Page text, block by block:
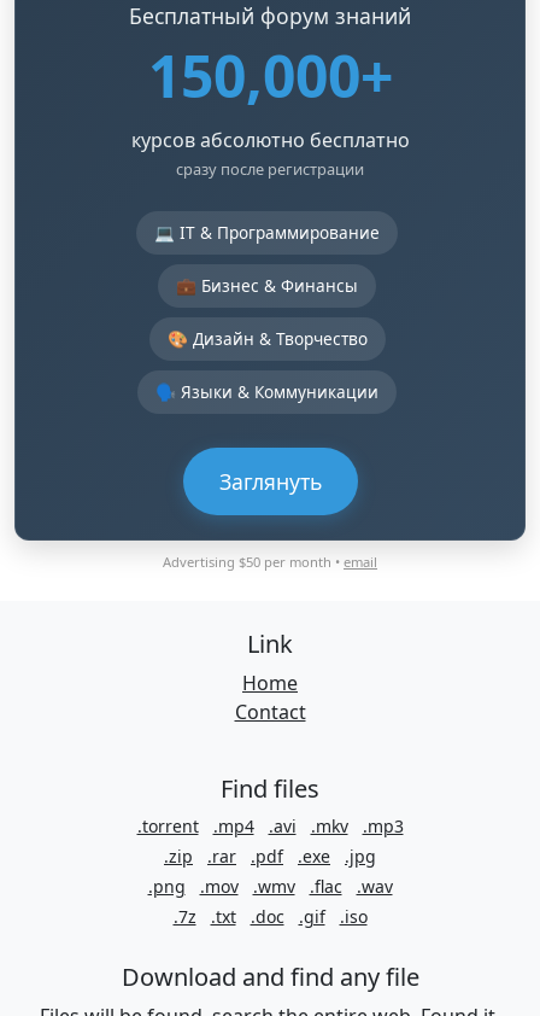
Бесплатный форум знаний
150,000+
курсов абсолютно бесплатно
сразу после регистрации
💻 IT & Программирование
💼 Бизнес & Финансы
🎨 Дизайн & Творчество
🗣️ Языки & Коммуникации
Заглянуть
Advertising $50 per month • email
Link
Home
Contact
Find files
.torrent .mp4 .avi .mkv
.mp3
.zip
.rar .pdf .exe
.jpg
.png
.mov .wmv .flac
.wav
.7z
.txt .doc .gif .iso
Download and find any file